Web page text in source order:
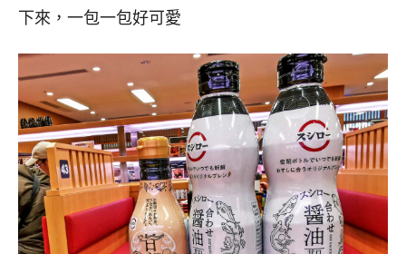
下來，一包一包好可愛